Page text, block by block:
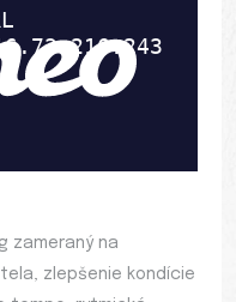
zameraný na
zlepšenie kondície